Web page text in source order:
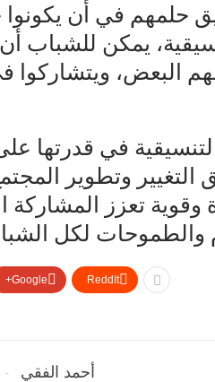
حلمهم في أن يكونوا
يمكن للشباب
البعض،
في قدرتها
وتطوير
وقوية تعزز المشاركة
والطموحات لكل
Google+ ReddIt
أحمد الفقي